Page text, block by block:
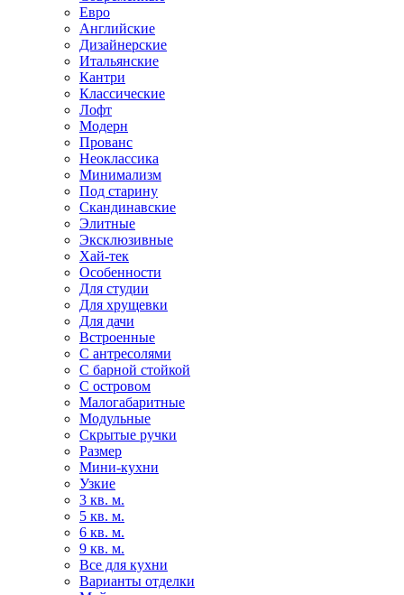
Евро
Английские
Дизайнерские
Итальянские
Кантри
Классические
Лофт
Модерн
Прованс
Неоклассика
Минимализм
Под старину
Скандинавские
Элитные
Эксклюзивные
Хай-тек
Особенности
Для студии
Для хрущевки
Для дачи
Встроенные
С антресолями
С барной стойкой
С островом
Малогабаритные
Модульные
Скрытые ручки
Размер
Мини-кухни
Узкие
3 кв. м.
5 кв. м.
6 кв. м.
9 кв. м.
Все для кухни
Варианты отделки